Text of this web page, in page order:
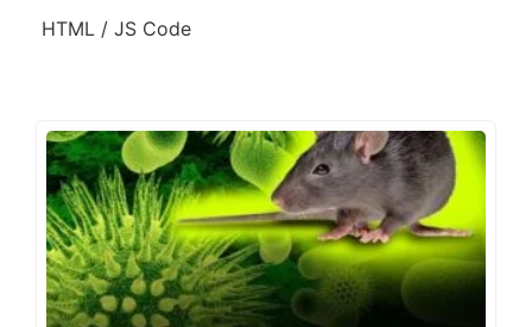
HTML / JS Code